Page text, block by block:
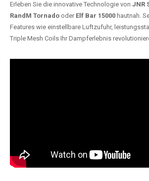
Erleben Sie die innovative Technologie von JNR
RandM Tornado oder Elf Bar 15000 hautnah.
Features wie einstellbare Luftzufuhr,
Triple Mesh Coils Ihr Dampferlebnis